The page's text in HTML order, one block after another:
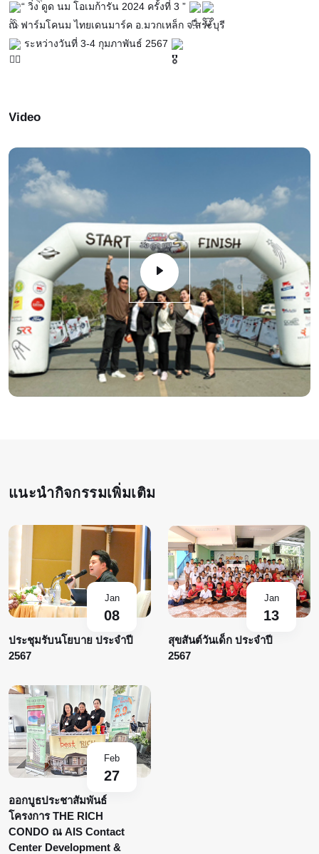
“ วิ่ง ดูด นม โอเมก้ารัน 2024 ครั้งที่ 3 ”
ณ ฟาร์มโคนม ไทยเดนมาร์ค อ.มวกเหล็ก จ.สระบุรี
ระหว่างวันที่ 3-4 กุมภาพันธ์ 2567
Video
แนะนำกิจกรรมเพิ่มเติม
Jan
08
ประชุมรับนโยบาย ประจำปี
2567
Jan
13
สุขสันต์วันเด็ก ประจำปี
2567
Feb
27
ออกบูธประชาสัมพันธ์
โครงการ THE RICH
CONDO ณ AIS Contact
Center Development &